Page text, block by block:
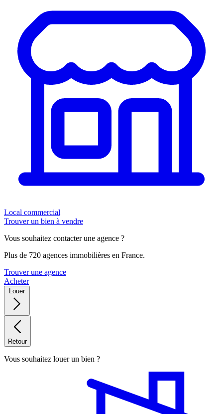
Local commercial
Trouver un bien à vendre
Vous souhaitez contacter une agence ?
Plus de 720 agences immobilières en France.
Trouver une agence
Acheter
Louer
Retour
Vous souhaitez louer un bien ?